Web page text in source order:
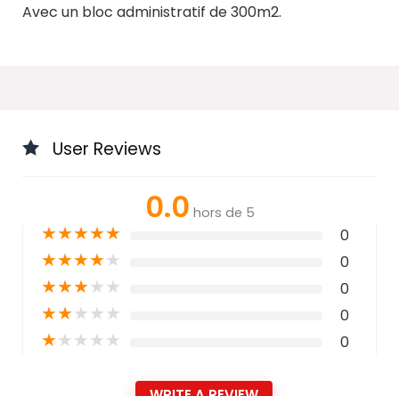
Avec un bloc administratif de 300m2.
User Reviews
0.0 hors de 5
★★★★★ 0
★★★★★ 0
★★★★★ 0
★★★★★ 0
★★★★★ 0